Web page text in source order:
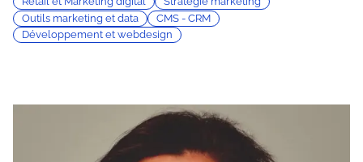
Outils marketing et data
CMS - CRM
Développement et webdesign